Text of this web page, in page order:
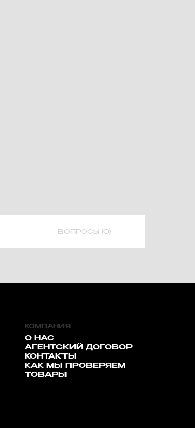
ВОПРОСЫ (0)
КОМПАНИЯ
О НАС
АГЕНТСКИЙ ДОГОВОР
КОНТАКТЫ
КАК МЫ ПРОВЕРЯЕМ
ТОВАРЫ